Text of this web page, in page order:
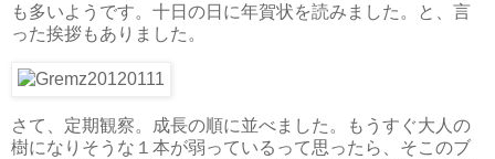
も多いようです。十日の日に年賀状を読みました。と、言
った挨拶もありました。
さて、定期観察。成長の順に並べました。もうすぐ大人の
樹になりそうな１本が弱っているって思ったら、そこのブ